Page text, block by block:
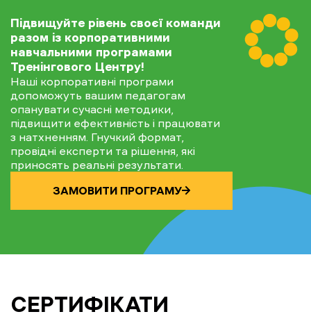
Підвищуйте рівень своєї команди
разом із корпоративними
навчальними програмами
Тренінгового Центру!
Наші корпоративні програми
допоможуть вашим педагогам
опанувати сучасні методики,
підвищити ефективність і працювати
з натхненням. Гнучкий формат,
провідні експерти та рішення, які
приносять реальні результати.
ЗАМОВИТИ ПРОГРАМУ
СЕРТИФІКАТИ